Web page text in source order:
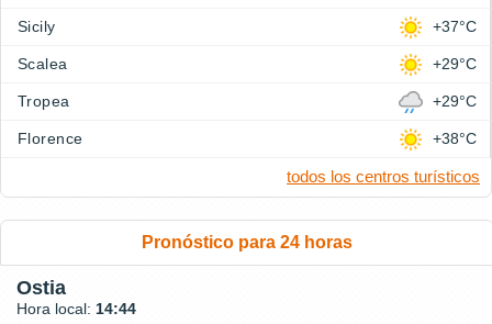
Sicily +37°C
Scalea +29°C
Tropea +29°C
Florence +38°C
todos los centros turísticos
Pronóstico para 24 horas
Ostia
Hora local: 14:44